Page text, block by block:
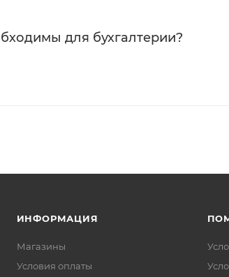
для бухгалтерии?
ИНФОРМАЦИЯ
Магазины
Условия оплаты